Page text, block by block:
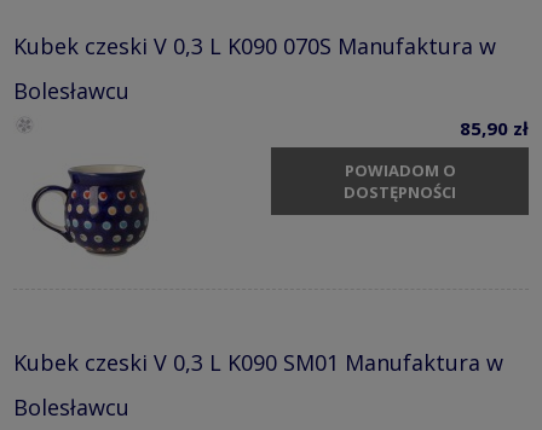
Kubek czeski V 0,3 L K090 070S Manufaktura w
Bolesławcu
85,90 zł
POWIADOM O
DOSTĘPNOŚCI
Kubek czeski V 0,3 L K090 SM01 Manufaktura w
Bolesławcu